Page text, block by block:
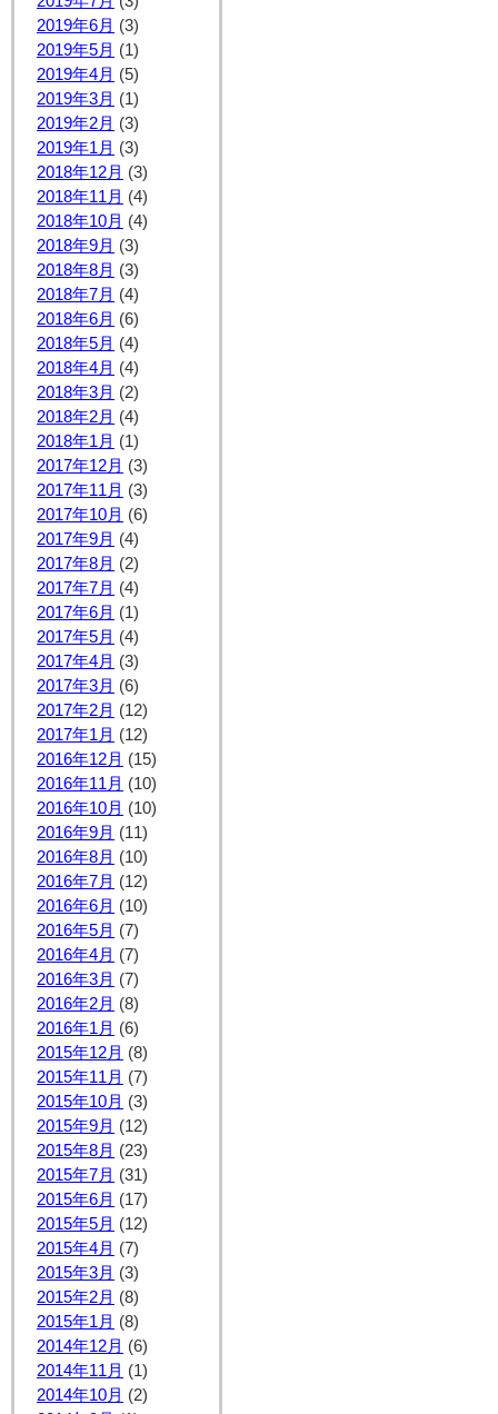
2019年6月 (3)
2019年5月 (1)
2019年4月 (5)
2019年3月 (1)
2019年2月 (3)
2019年1月 (3)
2018年12月 (3)
2018年11月 (4)
2018年10月 (4)
2018年9月 (3)
2018年8月 (3)
2018年7月 (4)
2018年6月 (6)
2018年5月 (4)
2018年4月 (4)
2018年3月 (2)
2018年2月 (4)
2018年1月 (1)
2017年12月 (3)
2017年11月 (3)
2017年10月 (6)
2017年9月 (4)
2017年8月 (2)
2017年7月 (4)
2017年6月 (1)
2017年5月 (4)
2017年4月 (3)
2017年3月 (6)
2017年2月 (12)
2017年1月 (12)
2016年12月 (15)
2016年11月 (10)
2016年10月 (10)
2016年9月 (11)
2016年8月 (10)
2016年7月 (12)
2016年6月 (10)
2016年5月 (7)
2016年4月 (7)
2016年3月 (7)
2016年2月 (8)
2016年1月 (6)
2015年12月 (8)
2015年11月 (7)
2015年10月 (3)
2015年9月 (12)
2015年8月 (23)
2015年7月 (31)
2015年6月 (17)
2015年5月 (12)
2015年4月 (7)
2015年3月 (3)
2015年2月 (8)
2015年1月 (8)
2014年12月 (6)
2014年11月 (1)
2014年10月 (2)